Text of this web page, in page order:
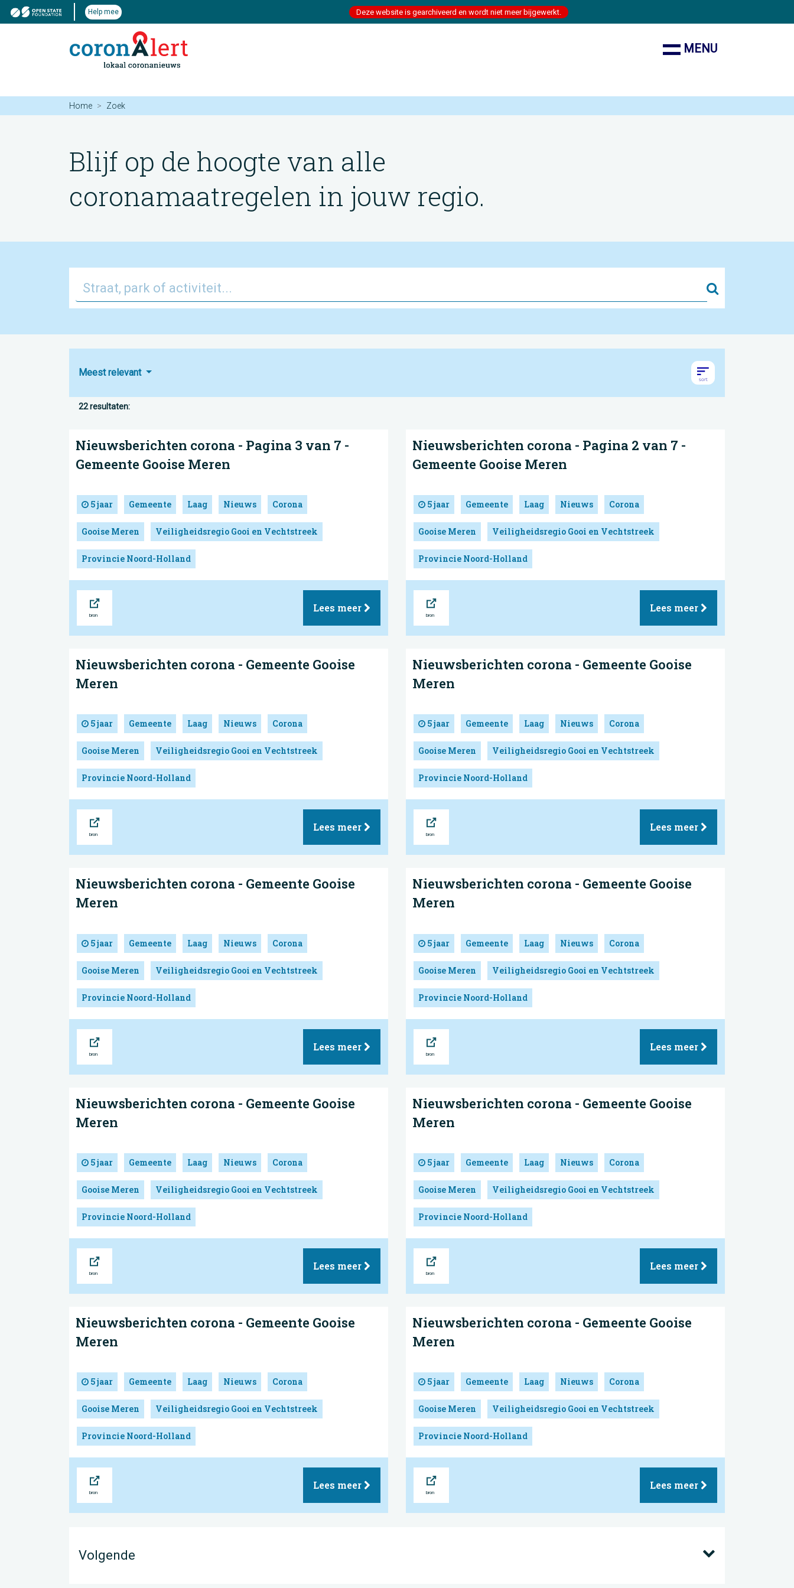
Help mee Deze website is gearchiveerd en wordt niet meer bijgewerkt.
MENU
Home Zoek
Blijf op de hoogte van alle
coronamaatregelen in jouw regio.
Zoek
Meest relevant
22 resultaten:
Nieuwsberichten corona - Pagina 3 van 7 -
Gemeente Gooise Meren
5 jaar Gemeente Laag Nieuws Corona
Gooise Meren Veiligheidsregio Gooi en Vechtstreek
Provincie Noord-Holland
Lees meer
Nieuwsberichten corona - Pagina 2 van 7 -
Gemeente Gooise Meren
5 jaar Gemeente Laag Nieuws Corona
Gooise Meren Veiligheidsregio Gooi en Vechtstreek
Provincie Noord-Holland
Lees meer
Nieuwsberichten corona - Gemeente Gooise
Meren
5 jaar Gemeente Laag Nieuws Corona
Gooise Meren Veiligheidsregio Gooi en Vechtstreek
Provincie Noord-Holland
Lees meer
Nieuwsberichten corona - Gemeente Gooise
Meren
5 jaar Gemeente Laag Nieuws Corona
Gooise Meren Veiligheidsregio Gooi en Vechtstreek
Provincie Noord-Holland
Lees meer
Nieuwsberichten corona - Gemeente Gooise
Meren
5 jaar Gemeente Laag Nieuws Corona
Gooise Meren Veiligheidsregio Gooi en Vechtstreek
Provincie Noord-Holland
Lees meer
Nieuwsberichten corona - Gemeente Gooise
Meren
5 jaar Gemeente Laag Nieuws Corona
Gooise Meren Veiligheidsregio Gooi en Vechtstreek
Provincie Noord-Holland
Lees meer
Nieuwsberichten corona - Gemeente Gooise
Meren
5 jaar Gemeente Laag Nieuws Corona
Gooise Meren Veiligheidsregio Gooi en Vechtstreek
Provincie Noord-Holland
Lees meer
Nieuwsberichten corona - Gemeente Gooise
Meren
5 jaar Gemeente Laag Nieuws Corona
Gooise Meren Veiligheidsregio Gooi en Vechtstreek
Provincie Noord-Holland
Lees meer
Nieuwsberichten corona - Gemeente Gooise
Meren
5 jaar Gemeente Laag Nieuws Corona
Gooise Meren Veiligheidsregio Gooi en Vechtstreek
Provincie Noord-Holland
Lees meer
Nieuwsberichten corona - Gemeente Gooise
Meren
5 jaar Gemeente Laag Nieuws Corona
Gooise Meren Veiligheidsregio Gooi en Vechtstreek
Provincie Noord-Holland
Lees meer
Volgende